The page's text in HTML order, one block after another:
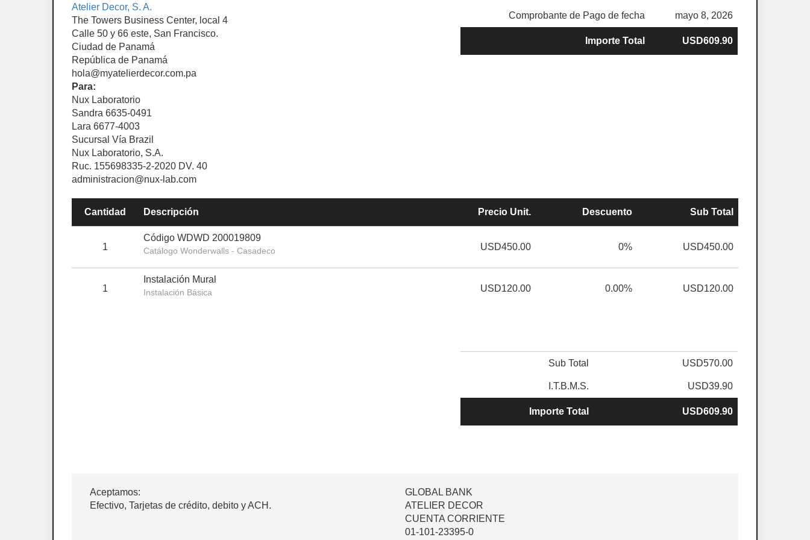
Atelier Decor, S. A.
The Towers Business Center, local 4
Calle 50 y 66 este, San Francisco.
Ciudad de Panamá
República de Panamá
hola@myatelierdecor.com.pa
Comprobante de Pago de fecha mayo 8, 2026
Importe Total USD609.90
Para:
Nux Laboratorio
Sandra 6635-0491
Lara 6677-4003
Sucursal Vía Brazil
Nux Laboratorio, S.A.
Ruc. 155698335-2-2020 DV. 40
administracion@nux-lab.com
Cantidad Descripción Precio Unit. Descuento Sub Total
1
Código WDWD 200019809
Catálogo Wonderwalls - Casadeco USD450.00 0% USD450.00
1
Instalación Mural
Instalación Básica USD120.00 0.00% USD120.00
Sub Total USD570.00
I.T.B.M.S. USD39.90
Importe Total USD609.90
Aceptamos:
Efectivo, Tarjetas de crédito, debito y ACH.
GLOBAL BANK
ATELIER DECOR
CUENTA CORRIENTE
01-101-23395-0